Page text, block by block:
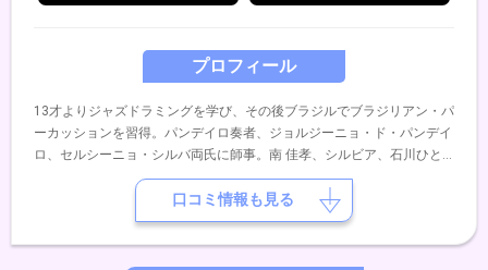
プロフィール
13才よりジャズドラミングを学び、その後ブラジルでブラジリアン・パ
ーカッションを習得。パンデイロ奏者、ジョルジーニョ・ド・パンデイ
ロ、セルシーニョ・シルバ両氏に師事。南 佳孝、シルビア、石川ひと
み、沢田知可子、辛島美登里、小林明子等パーカッショニストとして共
口コミ情報も見る